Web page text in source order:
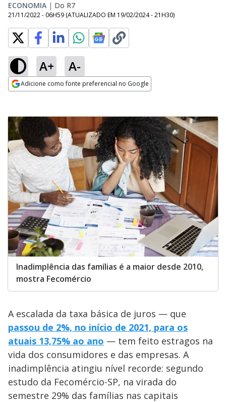
ECONOMIA | Do R7
21/11/2022 - 06H59 (ATUALIZADO EM 19/02/2024 - 21H30)
A+ A-
Adicione como fonte preferencial no Google
Inadimplência das famílias é a maior desde 2010,
mostra Fecomércio
A escalada da taxa básica de juros — que
passou de 2%, no início de 2021, para os
atuais 13,75% ao ano — tem feito estragos na
vida dos consumidores e das empresas. A
inadimplência atingiu nível recorde: segundo
estudo da Fecomércio-SP, na virada do
semestre 29% das famílias nas capitais